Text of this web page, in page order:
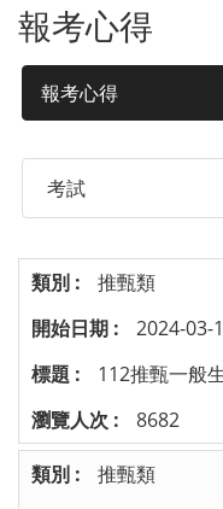
報考心得
報考心得
考試
推甄類
2024-03-
112推甄一般
8682
推甄類